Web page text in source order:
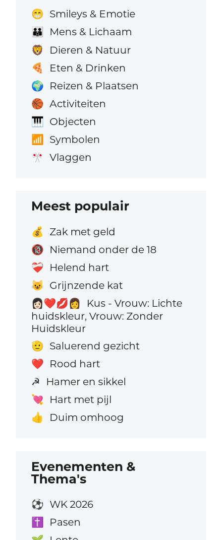
😁 Smileys & Emotie
👪 Mens & Lichaam
🦁 Dieren & Natuur
🍕 Eten & Drinken
🌍 Reizen & Plaatsen
🏀 Activiteiten
🎹 Objecten
📶 Symbolen
🎌 Vlaggen
Meest populair
💰 Zak met geld
🔞 Niemand onder de 18
❤️‍🩹 Helend hart
😺 Grijnzende kat
👩🏻‍❤️‍💋‍👩
Kus - Vrouw: Lichte
huidskleur, Vrouw: Zonder
Huidskleur
🫡 Saluerend gezicht
❤️ Rood hart
☭ Hamer en sikkel
💘 Hart met pijl
👍 Duim omhoog
Evenementen &
Thema's
⚽ WK 2026
✝️ Pasen